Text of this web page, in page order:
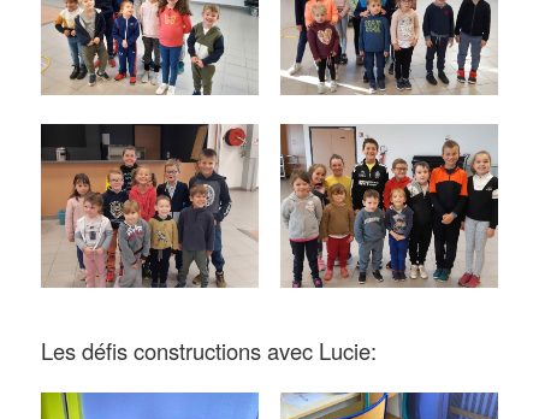
Les défis constructions avec Lucie: